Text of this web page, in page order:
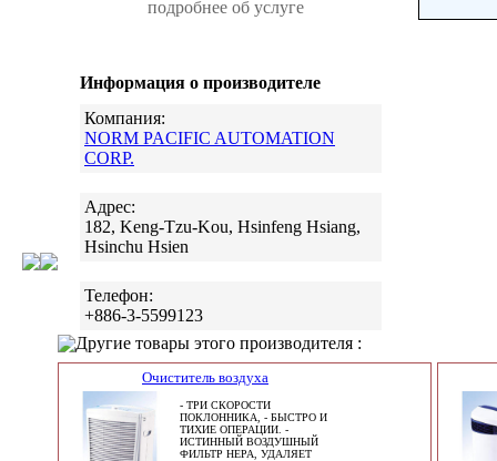
подробнее об услуге
Информация о производителе
Компания:
NORM PACIFIC AUTOMATION
CORP.
Адрес:
182, Keng-Tzu-Kou, Hsinfeng Hsiang,
Hsinchu Hsien
Телефон:
+886-3-5599123
Другие товары этого производителя :
Очиститель воздуха
- ТРИ СКОРОСТИ
ПОКЛОННИКА, - БЫСТРО И
ТИХИЕ ОПЕРАЦИИ. -
ИСТИННЫЙ ВОЗДУШНЫЙ
ФИЛЬТР HEPA, УДАЛЯЕТ